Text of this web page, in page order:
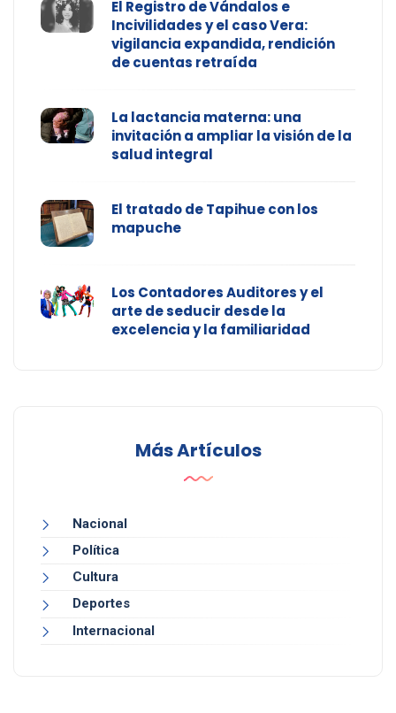
El Registro de Vándalos e
Incivilidades y el caso Vera:
vigilancia expandida, rendición
de cuentas retraída
La lactancia materna: una
invitación a ampliar la visión de la
salud integral
El tratado de Tapihue con los
mapuche
Los Contadores Auditores y el
arte de seducir desde la
excelencia y la familiaridad
Más Artículos
Nacional
Política
Cultura
Deportes
Internacional